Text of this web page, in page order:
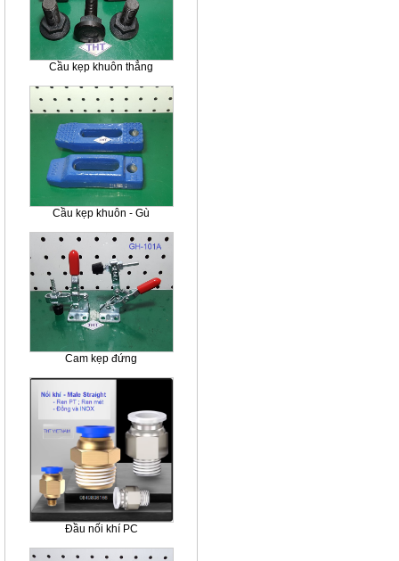
Cầu kẹp khuôn thẳng
Cầu kẹp khuôn - Gù
Cam kẹp đứng
Đầu nối khí PC